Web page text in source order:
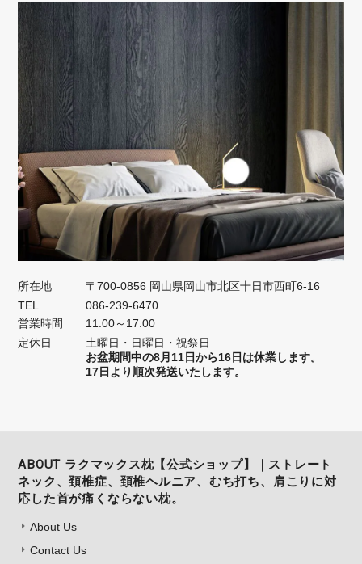
所在地
〒700-0856 岡山県岡山市北区十日市西町6-16
TEL
086-239-6470
営業時間
11:00～17:00
定休日
土曜日・日曜日・祝祭日
お盆期間中の8月11日から16日は休業します。
17日より順次発送いたします。
ABOUT ラクマックス枕【公式ショップ】｜ストレート
ネック、頚椎症、頚椎ヘルニア、むち打ち、肩こりに対
応した首が痛くならない枕。
About Us
Contact Us